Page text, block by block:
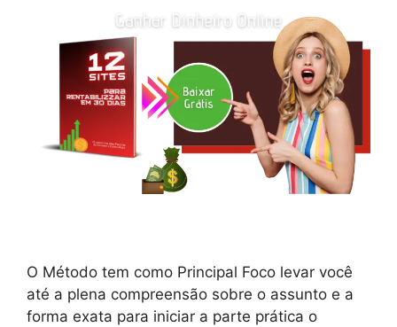
O Método tem como Principal Foco levar você
até a plena compreensão sobre o assunto e a
forma exata para iniciar a parte prática o